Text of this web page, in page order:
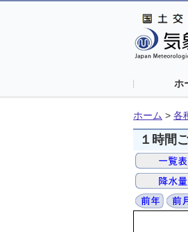
ホ
ホーム > 各
１時間